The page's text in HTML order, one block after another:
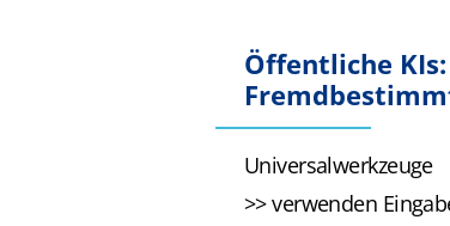
Öffentliche KIs:
Universalwerkzeuge
>> verwenden